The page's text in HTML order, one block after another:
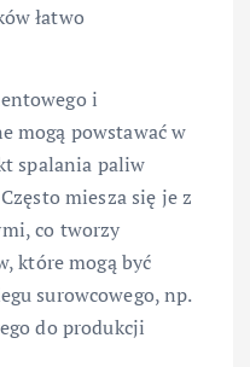
łatwo
i
mogą powstawać w
spalania paliw
miesza się je z
co tworzy
które mogą być
surowcowego, np.
do produkcji